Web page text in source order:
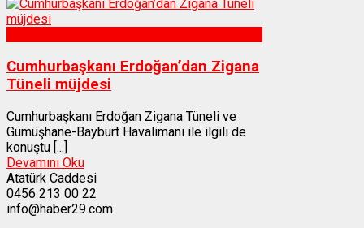
Cumhurbaşkanı Erdoğan’dan Zigana
Tüneli müjdesi
Cumhurbaşkanı Erdoğan Zigana Tüneli ve
Gümüşhane-Bayburt Havalimanı ile ilgili de
konuştu [...]
Devamını Oku
Atatürk Caddesi
0456 213 00 22
info@haber29.com